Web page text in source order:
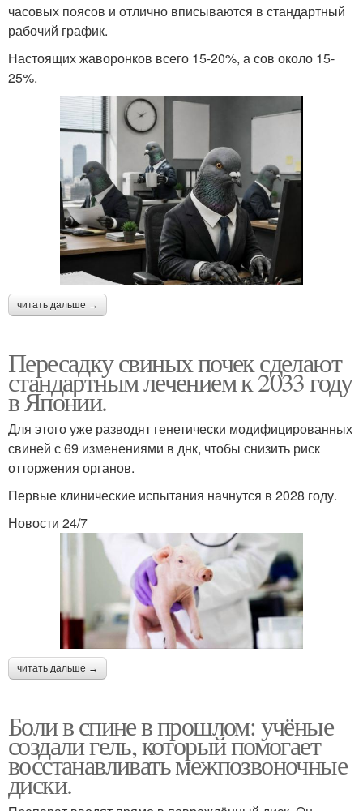
часовых поясов и отлично вписываются в стандартный
рабочий график.
Настоящих жаворонков всего 15-20%, а сов около 15-
25%.
читать дальше →
Пересадку свиных почек сделают
стандартным лечением к 2033 году
в Японии.
Для этого уже разводят генетически модифицированных
свиней с 69 изменениями в днк, чтобы снизить риск
отторжения органов.
Первые клинические испытания начнутся в 2028 году.
Новости 24/7
читать дальше →
Боли в спине в прошлом: учёные
создали гель, который помогает
восстанавливать межпозвоночные
диски.